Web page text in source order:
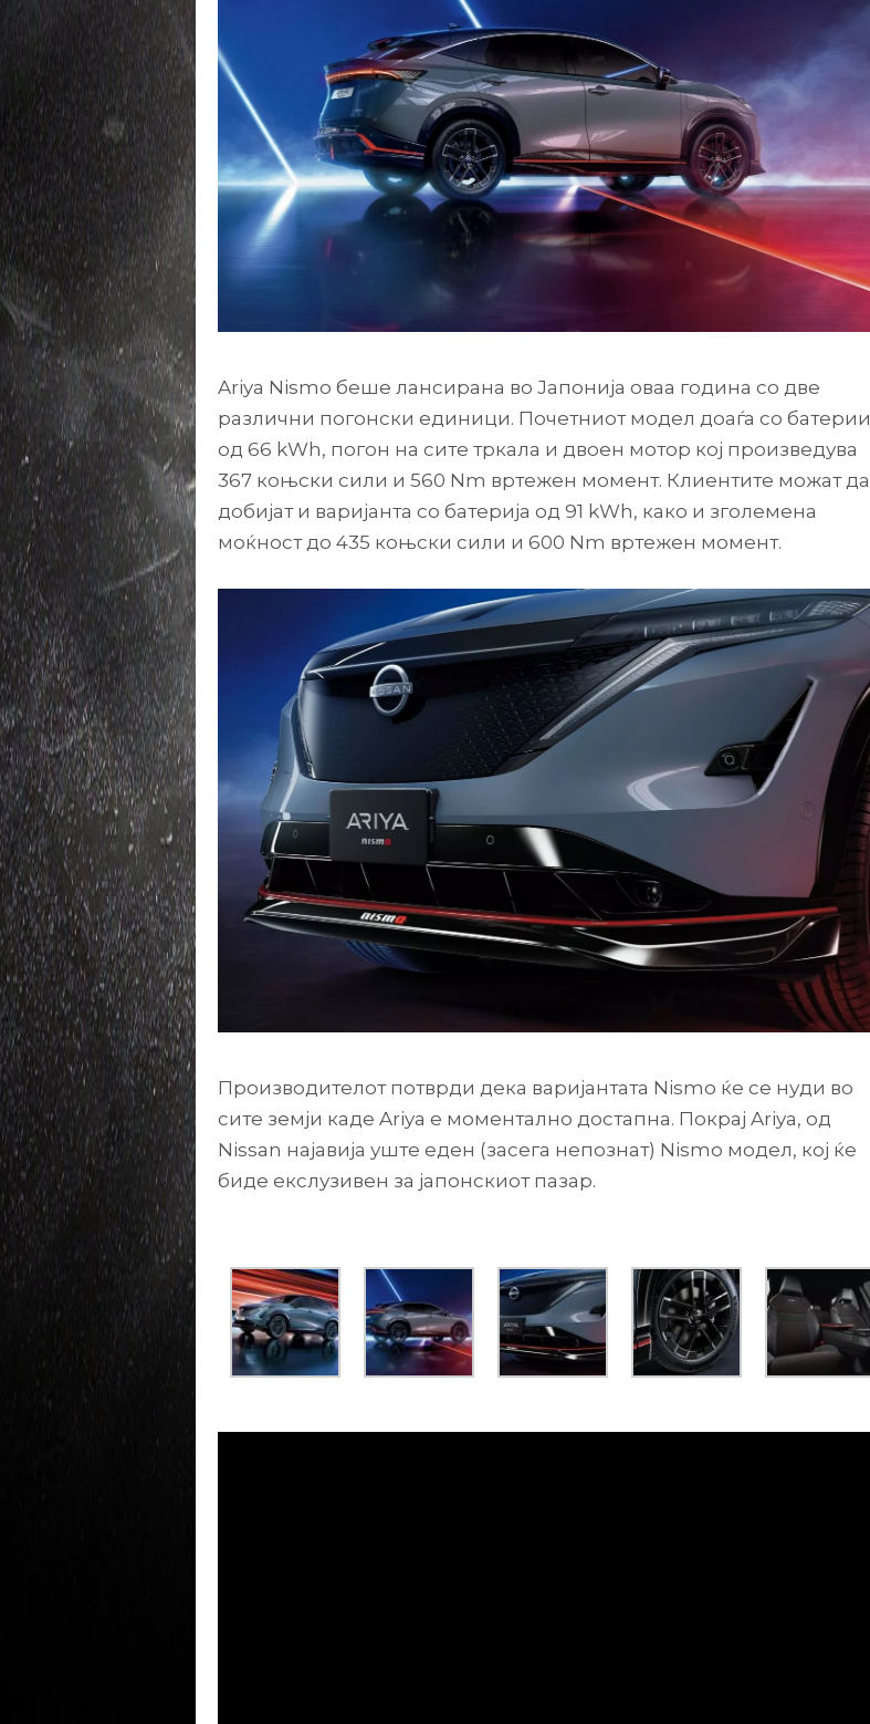
Ariya Nismo беше лансирана во Јапонија оваа година со две
различни погонски единици. Почетниот модел доаѓа со батерии
од 66 kWh, погон на сите тркала и двоен мотор кој произведува
367 коњски сили и 560 Nm вртежен момент. Клиентите можат да
добијат и варијанта со батерија од 91 kWh, како и зголемена
моќност до 435 коњски сили и 600 Nm вртежен момент.
Производителот потврди дека варијантата Nismo ќе се нуди во
сите земји каде Ariya е моментално достапна. Покрај Ariya, од
Nissan најавија уште еден (засега непознат) Nismo модел, кој ќе
биде екслузивен за јапонскиот пазар.